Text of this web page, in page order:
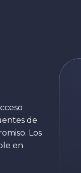
de
Los
en